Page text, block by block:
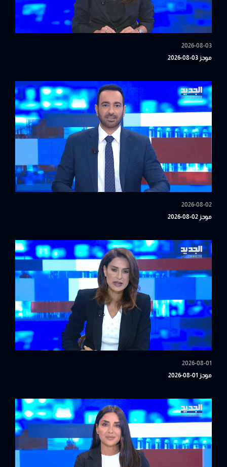
2026-08-03
موجز 03-08-2026
2026-08-02
موجز 02-08-2026
2026-08-01
موجز 01-08-2026